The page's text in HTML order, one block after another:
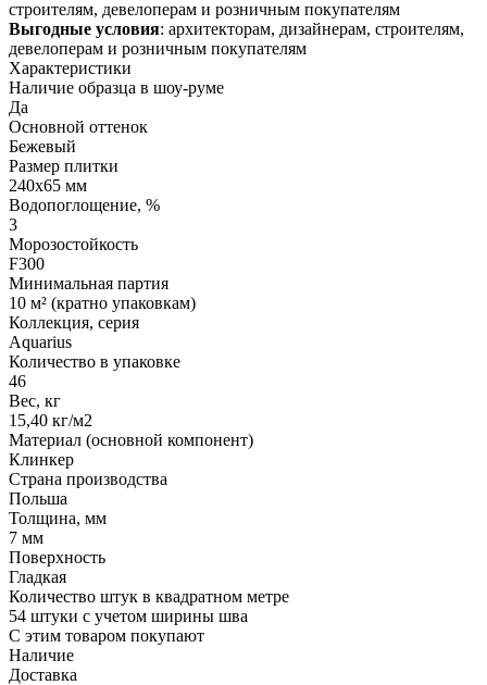
Выгодные условия: архитекторам, дизайнерам, строителям,
девелоперам и розничным покупателям
Характеристики
Наличие образца в шоу-руме
Да
Основной оттенок
Бежевый
Размер плитки
240x65 мм
Водопоглощение, %
3
Морозостойкость
F300
Минимальная партия
10 м² (кратно упаковкам)
Коллекция, серия
Aquarius
Количество в упаковке
46
Вес, кг
15,40 кг/м2
Материал (основной компонент)
Клинкер
Страна производства
Польша
Толщина, мм
7 мм
Поверхность
Гладкая
Количество штук в квадратном метре
54 штуки с учетом ширины шва
С этим товаром покупают
Наличие
Доставка